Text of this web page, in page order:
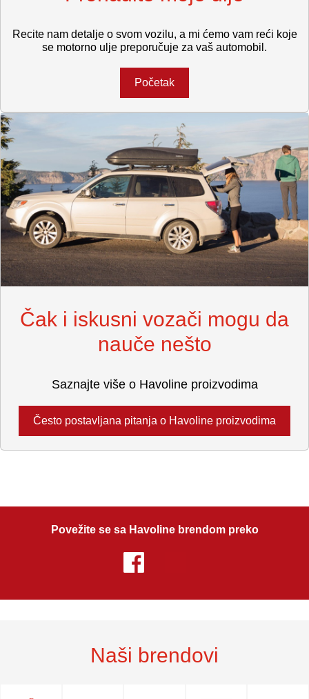
Recite nam detalje o svom vozilu, a mi ćemo vam reći koje
se motorno ulje preporučuje za vaš automobil.
Početak
Čak i iskusni vozači mogu da
nauče nešto
Saznajte više o Havoline proizvodima
Često postavljana pitanja o Havoline proizvodima
Povežite se sa Havoline brendom preko
Naši brendovi